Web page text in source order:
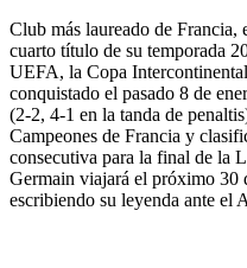
Club más laureado de Francia,
cuarto título de su temporada
UEFA, la Copa
conquistado el pasado 8 de
(2-2, 4-1 en la tanda de
Campeones de Francia y
consecutiva para la final de la
Germain viajará el próximo 30
escribiendo su leyenda ante el